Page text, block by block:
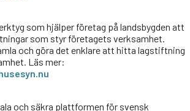
som hjälper företag på landsbygden att
som styr företagets verksamhet.
och göra det enklare att hitta lagstiftning
Läs mer:
och säkra plattformen för svensk